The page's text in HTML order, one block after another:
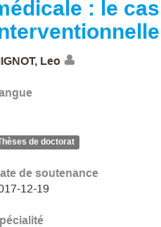
: le
Leo
de doctorat
de soutenance
12-19